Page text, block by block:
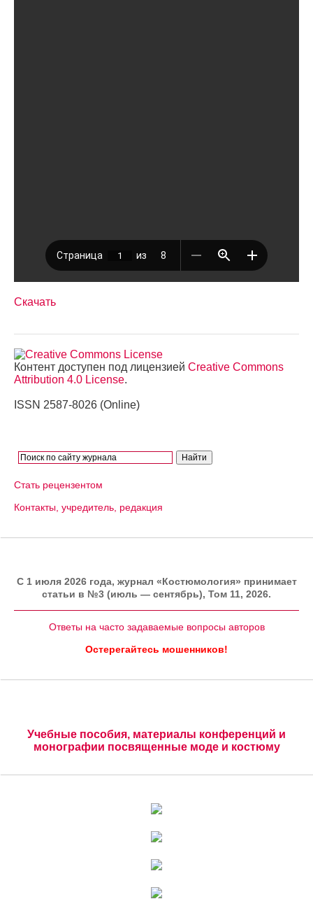
Скачать
Контент доступен под лицензией Creative Commons
Attribution 4.0 License.
ISSN 2587-8026 (Online)
Стать рецензентом
Контакты, учредитель, редакция
C 1 июля 2026 года, журнал «Костюмология» принимает
статьи в №3 (июль — сентябрь), Том 11, 2026.
Ответы на часто задаваемые вопросы авторов
Остерегайтесь мошенников!
Учебные пособия, материалы конференций и
монографии посвященные моде и костюму